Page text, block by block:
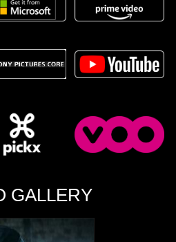
GALLERY